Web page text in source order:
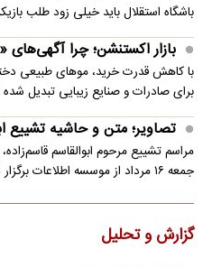
باشگاه استقلال باید خیلی زود طلب
بازار اکستنشن؛ چرا
با کاهش قدرت خرید، موهای طبیعی
برای صادرات و صنایع زیبایی تبدیل
تصاویر؛ متن و حاشیه تشییع
مراسم تشییع مرحوم ابوالقاسم
جمعه ۱۶ مرداد از موسسه اطلاعات برگزار شد.
گزارش و تحلیل